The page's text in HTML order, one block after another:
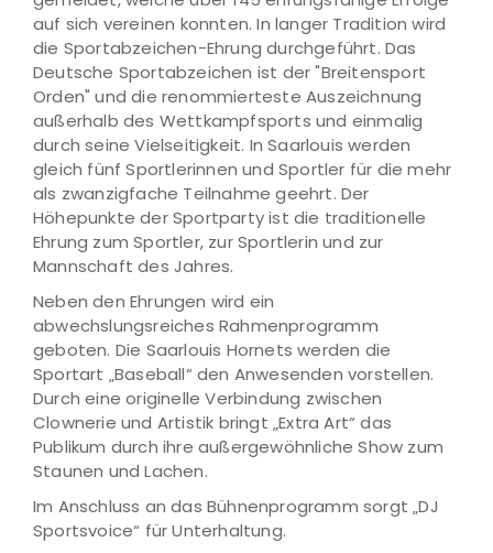
auf sich vereinen konnten. In langer Tradition wird
die Sportabzeichen-Ehrung durchgeführt. Das
Deutsche Sportabzeichen ist der "Breitensport
Orden" und die renommierteste Auszeichnung
außerhalb des Wettkampfsports und einmalig
durch seine Vielseitigkeit. In Saarlouis werden
gleich fünf Sportlerinnen und Sportler für die mehr
als zwanzigfache Teilnahme geehrt. Der
Höhepunkte der Sportparty ist die traditionelle
Ehrung zum Sportler, zur Sportlerin und zur
Mannschaft des Jahres.
Neben den Ehrungen wird ein
abwechslungsreiches Rahmenprogramm
geboten. Die Saarlouis Hornets werden die
Sportart „Baseball“ den Anwesenden vorstellen.
Durch eine originelle Verbindung zwischen
Clownerie und Artistik bringt „Extra Art“ das
Publikum durch ihre außergewöhnliche Show zum
Staunen und Lachen.
Im Anschluss an das Bühnenprogramm sorgt „DJ
Sportsvoice“ für Unterhaltung.